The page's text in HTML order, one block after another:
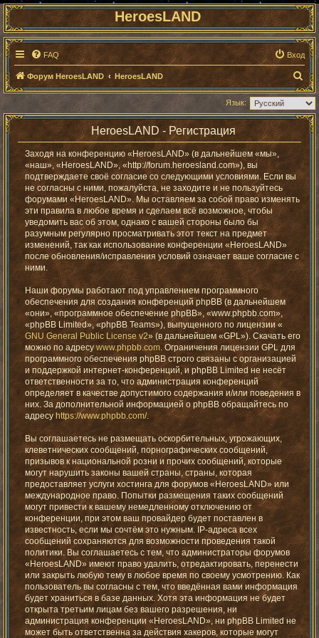
HeroesLAND
FAQ Вход
Форум HeroesLAND HeroesLAND
П
о
и
Язык:
HeroesLAND - Регистрация
Заходя на конференцию «HeroesLAND» (в дальнейшем «мы»,
«наш», «HeroesLAND», «http://forum.heroesland.com»), вы
подтверждаете своё согласие со следующими условиями. Если вы
не согласны с ними, пожалуйста, не заходите и не пользуйтесь
форумами «HeroesLAND». Мы оставляем за собой право изменять
эти правила в любое время и сделаем всё возможное, чтобы
уведомить вас об этом, однако с вашей стороны было бы
разумным регулярно просматривать этот текст на предмет
изменений, так как использование конференции «HeroesLAND»
после обновления/исправления условий означает ваше согласие с
ними.
Наши форумы работают под управлением программного
обеспечения для создания конференций phpBB (в дальнейшем
«они», «программное обеспечение phpBB», «www.phpbb.com»,
«phpBB Limited», «phpBB Teams»), выпущенного по лицензии «
GNU General Public License v2» (в дальнейшем «GPL»). Скачать его
можно по адресуwww.phpbb.com. Ограничения лицензии GPL для
программного обеспечения phpBB строго связаны с организацией
и поддержкой интернет-конференций, и phpBB Limited не несёт
ответственности за то, что администрация конференций
определяет в качестве допустимого содержания и/или поведения в
них. За дополнительной информацией о phpBB обращайтесь по
адресу https://www.phpbb.com/.
Вы соглашаетесь не размещать оскорбительных, угрожающих,
клеветнических сообщений, порнографических сообщений,
призывов к национальной розни и прочих сообщений, которые
могут нарушить законы вашей страны, страны, которая
предоставляет услуги хостинга для форумов «HeroesLAND» или
международное право. Попытки размещения таких сообщений
могут привести к вашему немедленному отключению от
конференции, при этом ваш провайдер будет поставлен в
известность, если мы сочтём это нужным. IP-адреса всех
сообщений сохраняются для возможности проведения такой
политики. Вы соглашаетесь с тем, что администраторы форумов
«HeroesLAND» имеют право удалить, отредактировать, перенести
или закрыть любую тему в любое время по своему усмотрению. Как
пользователь вы согласны с тем, что введённая вами информация
будет храниться в базе данных. Хотя эта информация не будет
открыта третьим лицам без вашего разрешения, ни
администрация конференции «HeroesLAND», ни phpBB Limited не
может быть ответственна за действия хакеров, которые могут